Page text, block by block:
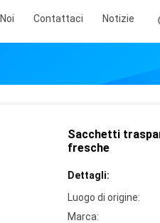
Contattaci Notizie
Sacchetti
fresche
Dettagli:
Luogo di origine:
Marca: